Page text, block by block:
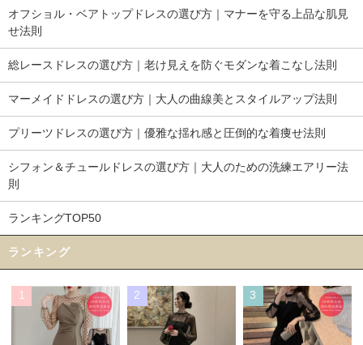
オフショル・ベアトップドレスの選び方｜マナーを守る上品な肌見
せ法則
総レースドレスの選び方｜老け見えを防ぐモダンな着こなし法則
マーメイドドレスの選び方｜大人の曲線美とスタイルアップ法則
プリーツドレスの選び方｜優雅な揺れ感と圧倒的な着痩せ法則
シフォン＆チュールドレスの選び方｜大人のための洗練エアリー法
則
ランキングTOP50
ランキング
1 2 3